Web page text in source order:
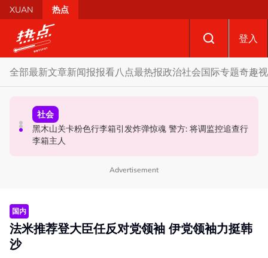
Skip to main content
XUAN 热点
登入
全部最新文章新闻报报看八点最热报政治社会国际专题奇趣
政治
特别点名望万、双溪乌浪 韩沙: 宏愿党也要守现有甲州议
席!
社会
黑木山关卡粉色行李箱引发炸弹惊魂 警方: 将调监控追查行
李箱主人
政治
驳斥全国大选提前举行 法米：各成员党承诺挺政府至届满
Advertisement
国内
法米推荐登大臣任反对党领袖 伊党领袖力挺韩
沙